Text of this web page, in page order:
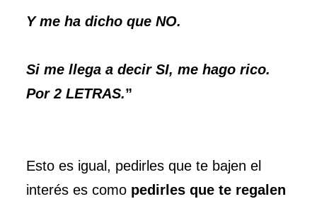
Y me ha dicho que NO.
Si me llega a decir SI, me hago rico.
Por 2 LETRAS.”
Esto es igual, pedirles que te bajen el
interés es como pedirles que te regalen